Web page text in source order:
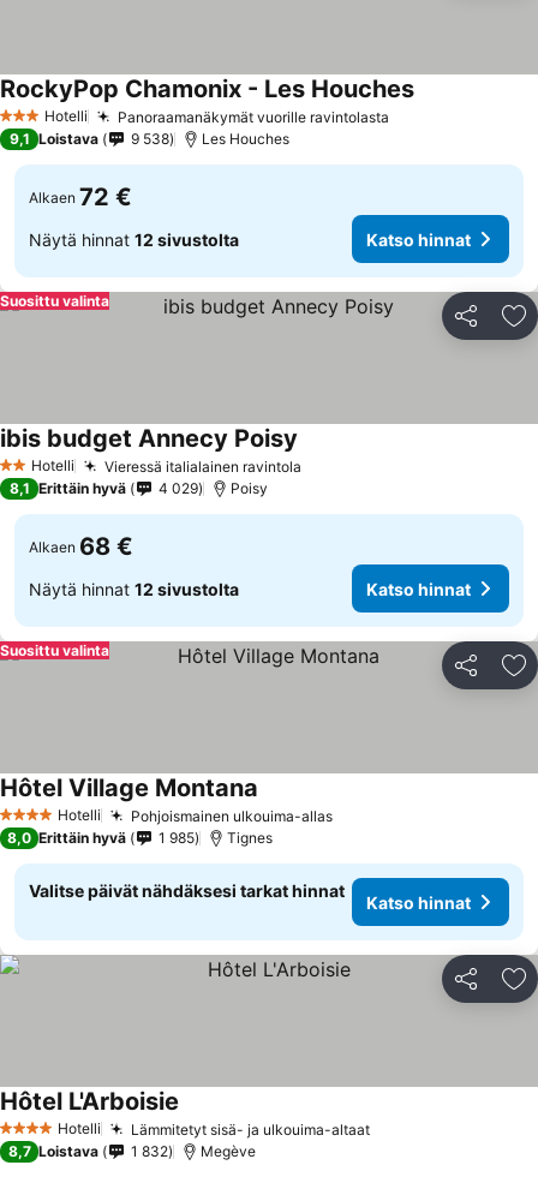
3 Tähtiluokitus
Hotelli Panoraamanäkymät vuorille ravintolasta
RockyPop Chamonix - Les HouchesKatso hinnat
9,1 Loistava 9 538 Les Houches
Alkaen 72 €
Näytä hinnat 12 sivustolta Katso hinnat
Jaa
Suosittu valinta
2 Tähtiluokitus
Hotelli Vieressä italialainen ravintola
ibis budget Annecy Poisy
8,1 Erittäin hyvä 4 029 Poisy
Alkaen 68 €
Näytä hinnat 12 sivustolta Katso hinnat
Jaa
Suosittu valinta
4 Tähtiluokitus
Hotelli Pohjoismainen ulkouima-allasKatso hinnat
Hôtel Village Montana
8,0 Erittäin hyvä 1 985 Tignes
Valitse päivät nähdäksesi tarkat hinnat
Katso hinnat
Jaa
4 Tähtiluokitus
Hotelli Lämmitetyt sisä- ja ulkouima-altaatKatso hinnat
Hôtel L'Arboisie
8,7 Loistava 1 832 Megève